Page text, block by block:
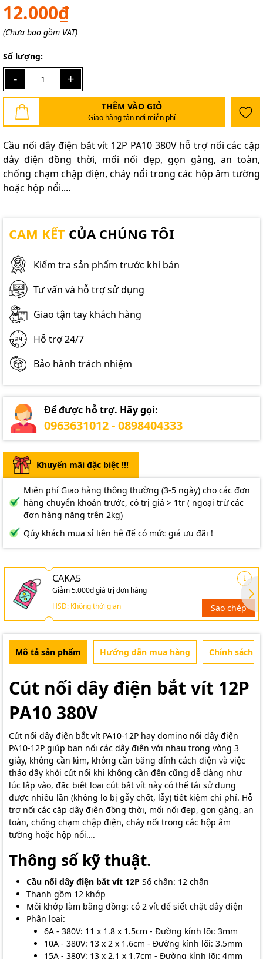
12.000₫
(Chưa bao gồm VAT)
Số lượng:
- +
THÊM VÀO GIỎ
Giao hàng tận nơi miễn phí
Cầu nối dây điện bắt vít 12P PA10 380V hỗ trợ nối các cặp
dây điện đồng thời, mối nối đẹp, gọn gàng, an toàn,
chống chạm chập điện, cháy nổi trong các hộp âm tường
hoặc hộp nổi....
CAM KẾT CỦA CHÚNG TÔI
Kiểm tra sản phẩm trước khi bán
Tư vấn và hỗ trợ sử dụng
Giao tận tay khách hàng
Hỗ trợ 24/7
Bảo hành trách nhiệm
Để được hỗ trợ. Hãy gọi:
0963631012 - 0898404333
Khuyến mãi đặc biệt !!!
Miễn phí Giao hàng thông thường (3-5 ngày) cho các đơn
hàng chuyển khoản trước, có trị giá > 1tr ( ngoại trừ các
đơn hàng nặng trên 2kg)
Qúy khách mua sỉ liên hệ để có mức giá ưu đãi !
CAKA5
Giảm 5.000đ giá trị đơn hàng
HSD: Không thời gian
Sao chép
Mô tả sản phẩm Hướng dẫn mua hàng Chính sách
Cút nối dây điện bắt vít 12P
PA10 380V
Cút nối dây điện bắt vít PA10-12P hay domino nối dây điện
PA10-12P giúp bạn nối các dây điện với nhau trong vòng 3
giây, không cần kìm, không cần băng dính cách điện và việc
tháo dây khỏi cút nối khi không cần đến cũng dễ dàng như
lúc lắp vào, đặc biệt loại cút bắt vít này có thể tái sử dụng
được nhiều lần (không lo bị gẫy chốt, lẫy) tiết kiệm chi phí. Hỗ
trợ nối các cặp dây điện đồng thời, mối nối đẹp, gọn gàng, an
toàn, chống chạm chập điện, cháy nổi trong các hộp âm
tường hoặc hộp nổi….
Thông số kỹ thuật.
Cầu nối dây điện bắt vít 12P Số chân: 12 chân
Thanh gồm 12 khớp
Mỗi khớp làm bằng đồng: có 2 vít để siết chặt dây điện
Phân loại:
6A - 380V: 11 x 1.8 x 1.5cm - Đường kính lõi: 3mm
10A - 380V: 13 x 2 x 1.6cm - Đường kính lõi: 3.5mm
15A - 380V: 13 x 2.1 x 1.7cm - Đường kính lõi: 4mm